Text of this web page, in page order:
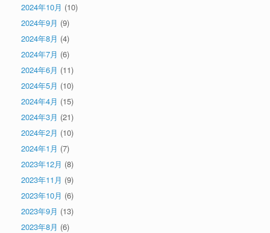
2024年10月 (10)
2024年9月 (9)
2024年8月 (4)
2024年7月 (6)
2024年6月 (11)
2024年5月 (10)
2024年4月 (15)
2024年3月 (21)
2024年2月 (10)
2024年1月 (7)
2023年12月 (8)
2023年11月 (9)
2023年10月 (6)
2023年9月 (13)
2023年8月 (6)